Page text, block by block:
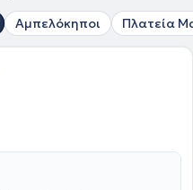
Αμπελόκηποι Πλατεία